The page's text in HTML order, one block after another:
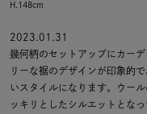
H.148cm
2023.01.31
幾何柄のセットアップにカー
リーな裾のデザインが印象的
いスタイルになります。ウー
ッキリとしたシルエットとな